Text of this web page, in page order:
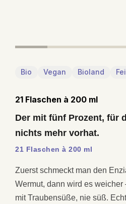
Bio Vegan Bioland
21 Flaschen à 200 ml
Der mit fünf Prozent, für
nichts mehr vorhat.
21 Flaschen à 200 ml
Zuerst schmeckt man den
Wermut, dann wird es
mit Traubensüße, nie süß.